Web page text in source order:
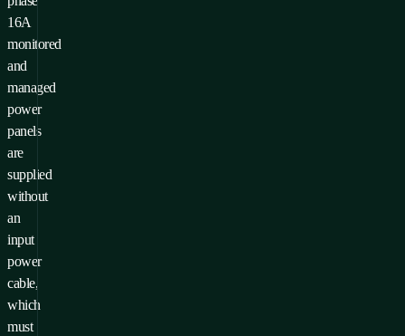
16A
monitored
and
managed
power
panels
are
supplied
without
an
input
power
cable,
which
must